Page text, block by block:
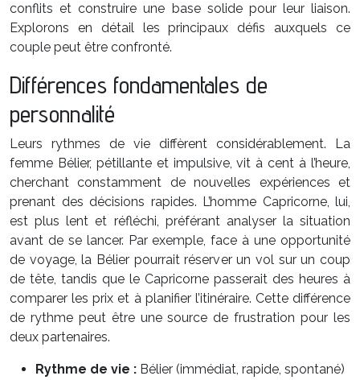
conflits et construire une base solide pour leur liaison.
Explorons en détail les principaux défis auxquels ce
couple peut être confronté.
Différences fondamentales de
personnalité
Leurs rythmes de vie diffèrent considérablement. La
femme Bélier, pétillante et impulsive, vit à cent à l’heure,
cherchant constamment de nouvelles expériences et
prenant des décisions rapides. L’homme Capricorne, lui,
est plus lent et réfléchi, préférant analyser la situation
avant de se lancer. Par exemple, face à une opportunité
de voyage, la Bélier pourrait réserver un vol sur un coup
de tête, tandis que le Capricorne passerait des heures à
comparer les prix et à planifier l’itinéraire. Cette différence
de rythme peut être une source de frustration pour les
deux partenaires.
Rythme de vie : Bélier (immédiat, rapide, spontané)